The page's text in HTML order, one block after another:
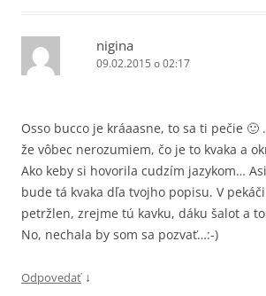
nigina
09.02.2015 o 02:17
Osso bucco je kráaasne, to sa ti pečie 🙂
že vôbec nerozumiem, čo je to kvaka a
Ako keby si hovorila cudzím jazykom…
bude tá kvaka dľa tvojho popisu. V
petržlen, zrejme tú kavku, dáku šalot a
No, nechala by som sa pozvať…:-)
Odpovedať ↓